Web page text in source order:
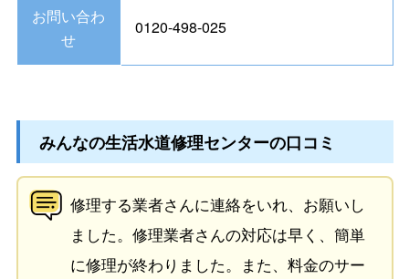
お問い合わ
せ
0120-498-025
みんなの生活水道修理センターの口コミ
修理する業者さんに連絡をいれ、お願いし
ました。修理業者さんの対応は早く、簡単
に修理が終わりました。また、料金のサー